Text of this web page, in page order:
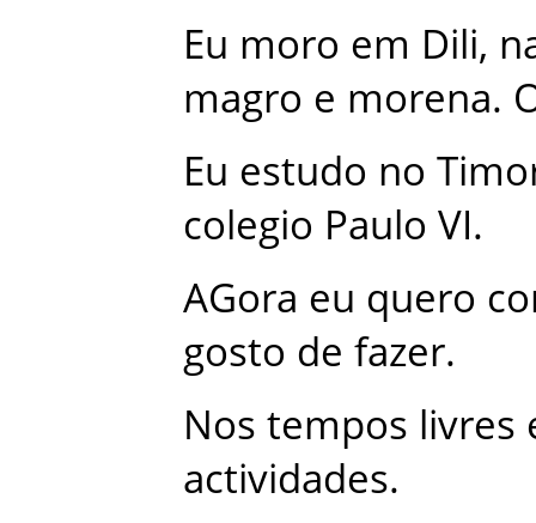
Eu moro em Dili,
magro e morena.
Eu estudo no
colegio Paulo VI.
AGora eu quero
gosto de fazer.
Nos tempos livres
actividades.